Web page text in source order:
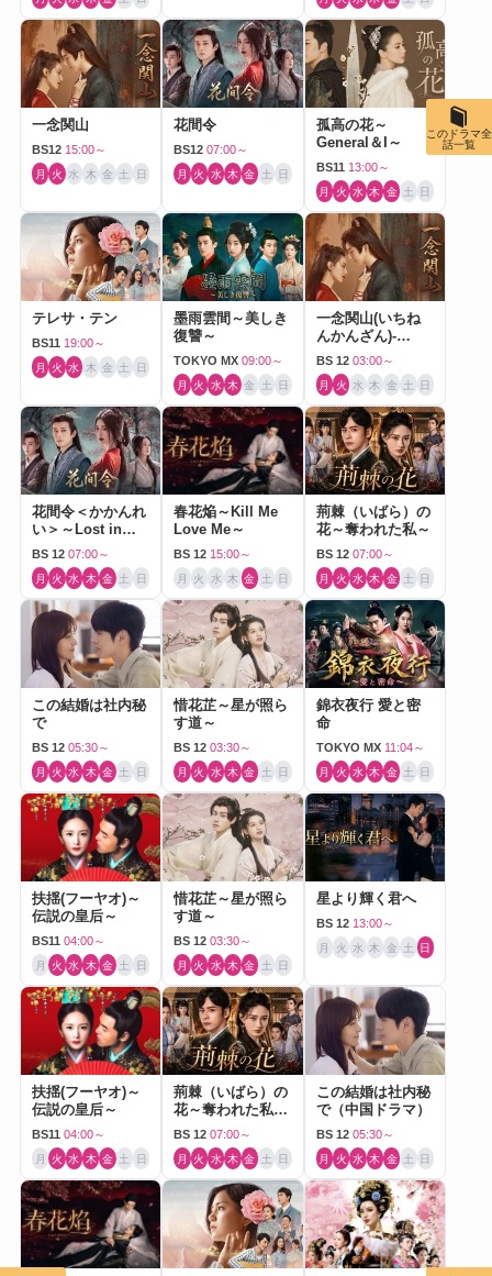
一念関山
BS12 15:00～
月 火 水 木 金 土 日
花間令
BS12 07:00～
月 火 水 木 金 土 日
孤高の花～
General＆I～
BS11 13:00～
月 火 水 木 金 土 日
テレサ・テン
BS11 19:00～
月 火 水 木 金 土 日
墨雨雲間～美しき
復讐～
TOKYO MX 09:00～
月 火 水 木 金 土 日
一念関山(いちね
んかんざん)-
Journey to Love-
BS 12 03:00～
月 火 水 木 金 土 日
花間令＜かかんれ
い＞～Lost in
Love～
BS 12 07:00～
月 火 水 木 金 土 日
春花焔～Kill Me
Love Me～
BS 12 15:00～
月 火 水 木 金 土 日
荊棘（いばら）の
花～奪われた私～
BS 12 07:00～
月 火 水 木 金 土 日
この結婚は社内秘
で
BS 12 05:30～
月 火 水 木 金 土 日
惜花芷～星が照ら
す道～
BS 12 03:30～
月 火 水 木 金 土 日
錦衣夜行 愛と密
命
TOKYO MX 11:04～
月 火 水 木 金 土 日
扶揺(フーヤオ)～
伝説の皇后～
BS11 04:00～
月 火 水 木 金 土 日
惜花芷～星が照ら
す道～
BS 12 03:30～
月 火 水 木 金 土 日
星より輝く君へ
BS 12 13:00～
月 火 水 木 金 土 日
扶揺(フーヤオ)～
伝説の皇后～
BS11 04:00～
月 火 水 木 金 土 日
荊棘（いばら）の
花～奪われた私～
（中国ドラマ）
BS 12 07:00～
月 火 水 木 金 土 日
この結婚は社内秘
で（中国ドラマ）
BS 12 05:30～
月 火 水 木 金 土 日
このドラマ全
話一覧